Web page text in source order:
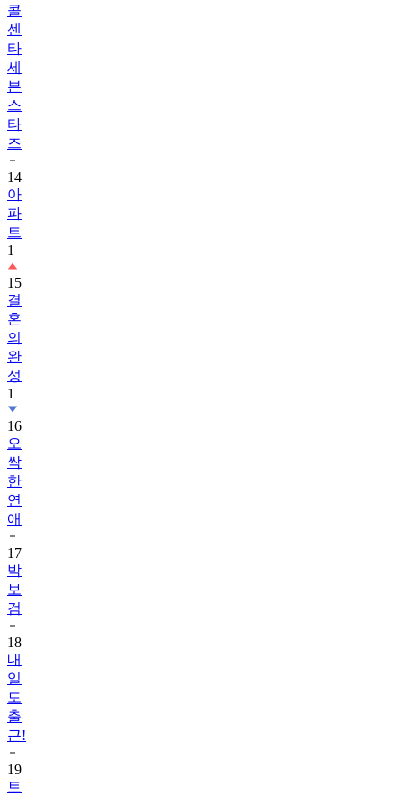
콜
센
타
세
븐
스
타
즈
14
아
파
트
1
15
결
혼
의
완
성
1
16
오
싹
한
연
애
17
박
보
검
18
내
일
도
출
근!
19
트